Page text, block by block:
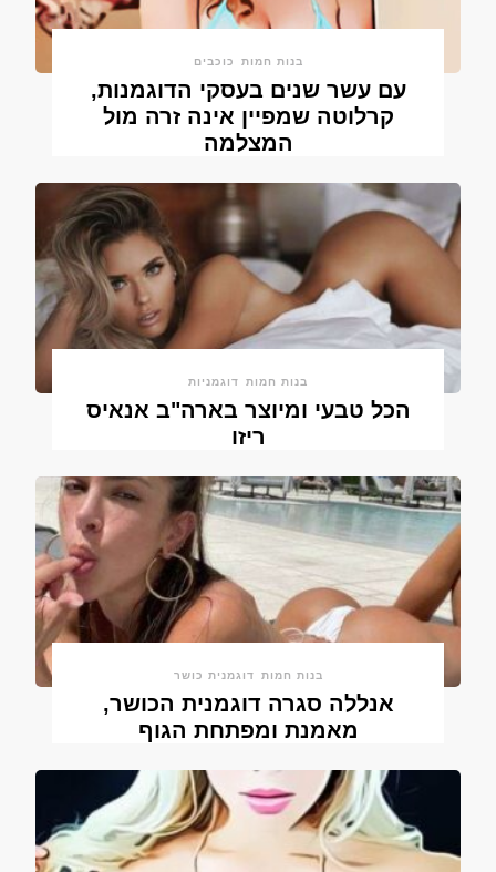
בנות חמות כוכבים
עם עשר שנים בעסקי הדוגמנות,
קרלוטה שמפיין אינה זרה מול
המצלמה
בנות חמות דוגמניות
הכל טבעי ומיוצר בארה"ב אנאיס
ריזו
בנות חמות דוגמנית כושר
אנללה סגרה דוגמנית הכושר,
מאמנת ומפתחת הגוף